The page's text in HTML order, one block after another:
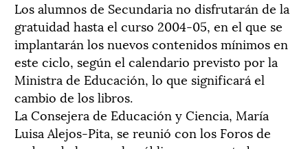
Los alumnos de Secundaria no disfrutarán de la
gratuidad hasta el curso 2004-05, en el que se
implantarán los nuevos contenidos mínimos en
este ciclo, según el calendario previsto por la
Ministra de Educación, lo que significará el
cambio de los libros.
La Consejera de Educación y Ciencia, María
Luisa Alejos-Pita, se reunió con los Foros de